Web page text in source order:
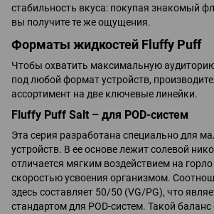
стабильность вкуса: покупая знакомый
вы получите те же ощущения.
Форматы жидкостей Fluffy Puff
Чтобы охватить максимальную
под любой формат устройств,
ассортимент на две ключевые линейки.
Fluffy Puff Salt – для POD-систем
Эта серия разработана специально для
устройств. В ее основе лежит солевой
отличается мягким воздействием на
скоростью усвоения организмом.
здесь составляет 50/50 (VG/PG), что
стандартом для POD-систем. Такой баланс